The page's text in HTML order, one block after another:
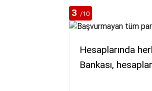
3 /10
Hesaplarında
Bankası,